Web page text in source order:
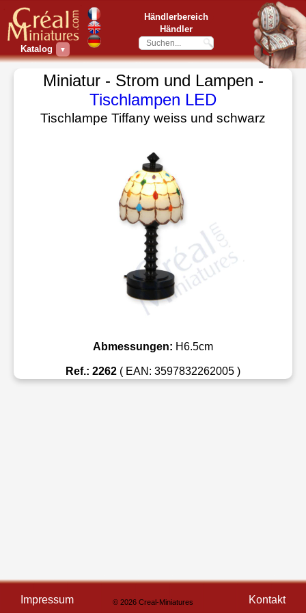
Katalog ▼
Händlerbereich
Händler
Miniatur - Strom und Lampen -
Tischlampen LED
Tischlampe Tiffany weiss und schwarz
Abmessungen: H6.5cm
Ref.: 2262 ( EAN: 3597832262005 )
Impressum © 2026 Creal-Miniatures Kontakt